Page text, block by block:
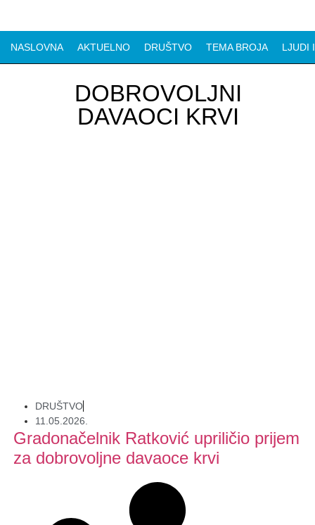
NASLOVNA AKTUELNO DRUŠTVO TEMA BROJA LJUDI
DOBROVOLJNI
DAVAOCI KRVI
DRUŠTVO
11.05.2026.
Gradonačelnik Ratković upriličio prijem
za dobrovoljne davaoce krvi